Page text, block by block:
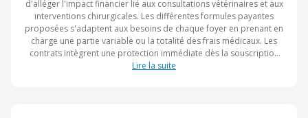
d'alléger l'impact financier lié aux consultations vétérinaires et aux
interventions chirurgicales. Les différentes formules payantes
proposées s'adaptent aux besoins de chaque foyer en prenant en
charge une partie variable ou la totalité des frais médicaux. Les
contrats intègrent une protection immédiate dès la souscription
afin de couvrir rapidement les accidents ou les maladies
Lire la suite